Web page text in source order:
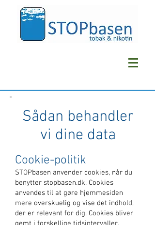
Sådan behandler
vi dine data
Cookie-politik
STOPbasen anvender cookies, når du
benytter stopbasen.dk. Cookies
anvendes til at gøre hjemmesiden
mere overskuelig og vise det indhold,
der er relevant for dig. Cookies bliver